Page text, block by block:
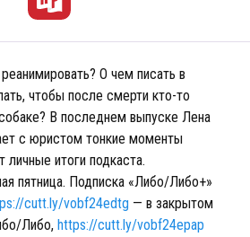
О чем писать в
чтобы после смерти кто-то
В последнем выпуске Лена
с юристом тонкие моменты
личные итоги подкаста.
пятница. Подписка «Либо/Либо+»
cutt.ly/vobf24edtg — в закрытом
Либо, https://cutt.ly/vobf24epap